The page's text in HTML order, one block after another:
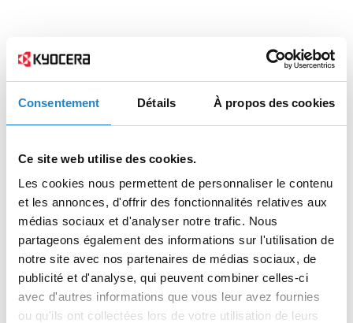
Consentement Détails À propos des cookies
Ce site web utilise des cookies.
Les cookies nous permettent de personnaliser le contenu
et les annonces, d'offrir des fonctionnalités relatives aux
médias sociaux et d'analyser notre trafic. Nous
partageons également des informations sur l'utilisation de
notre site avec nos partenaires de médias sociaux, de
publicité et d'analyse, qui peuvent combiner celles-ci
avec d'autres informations que vous leur avez fournies
ou qu'ils ont collectées lors de votre utilisation de leurs